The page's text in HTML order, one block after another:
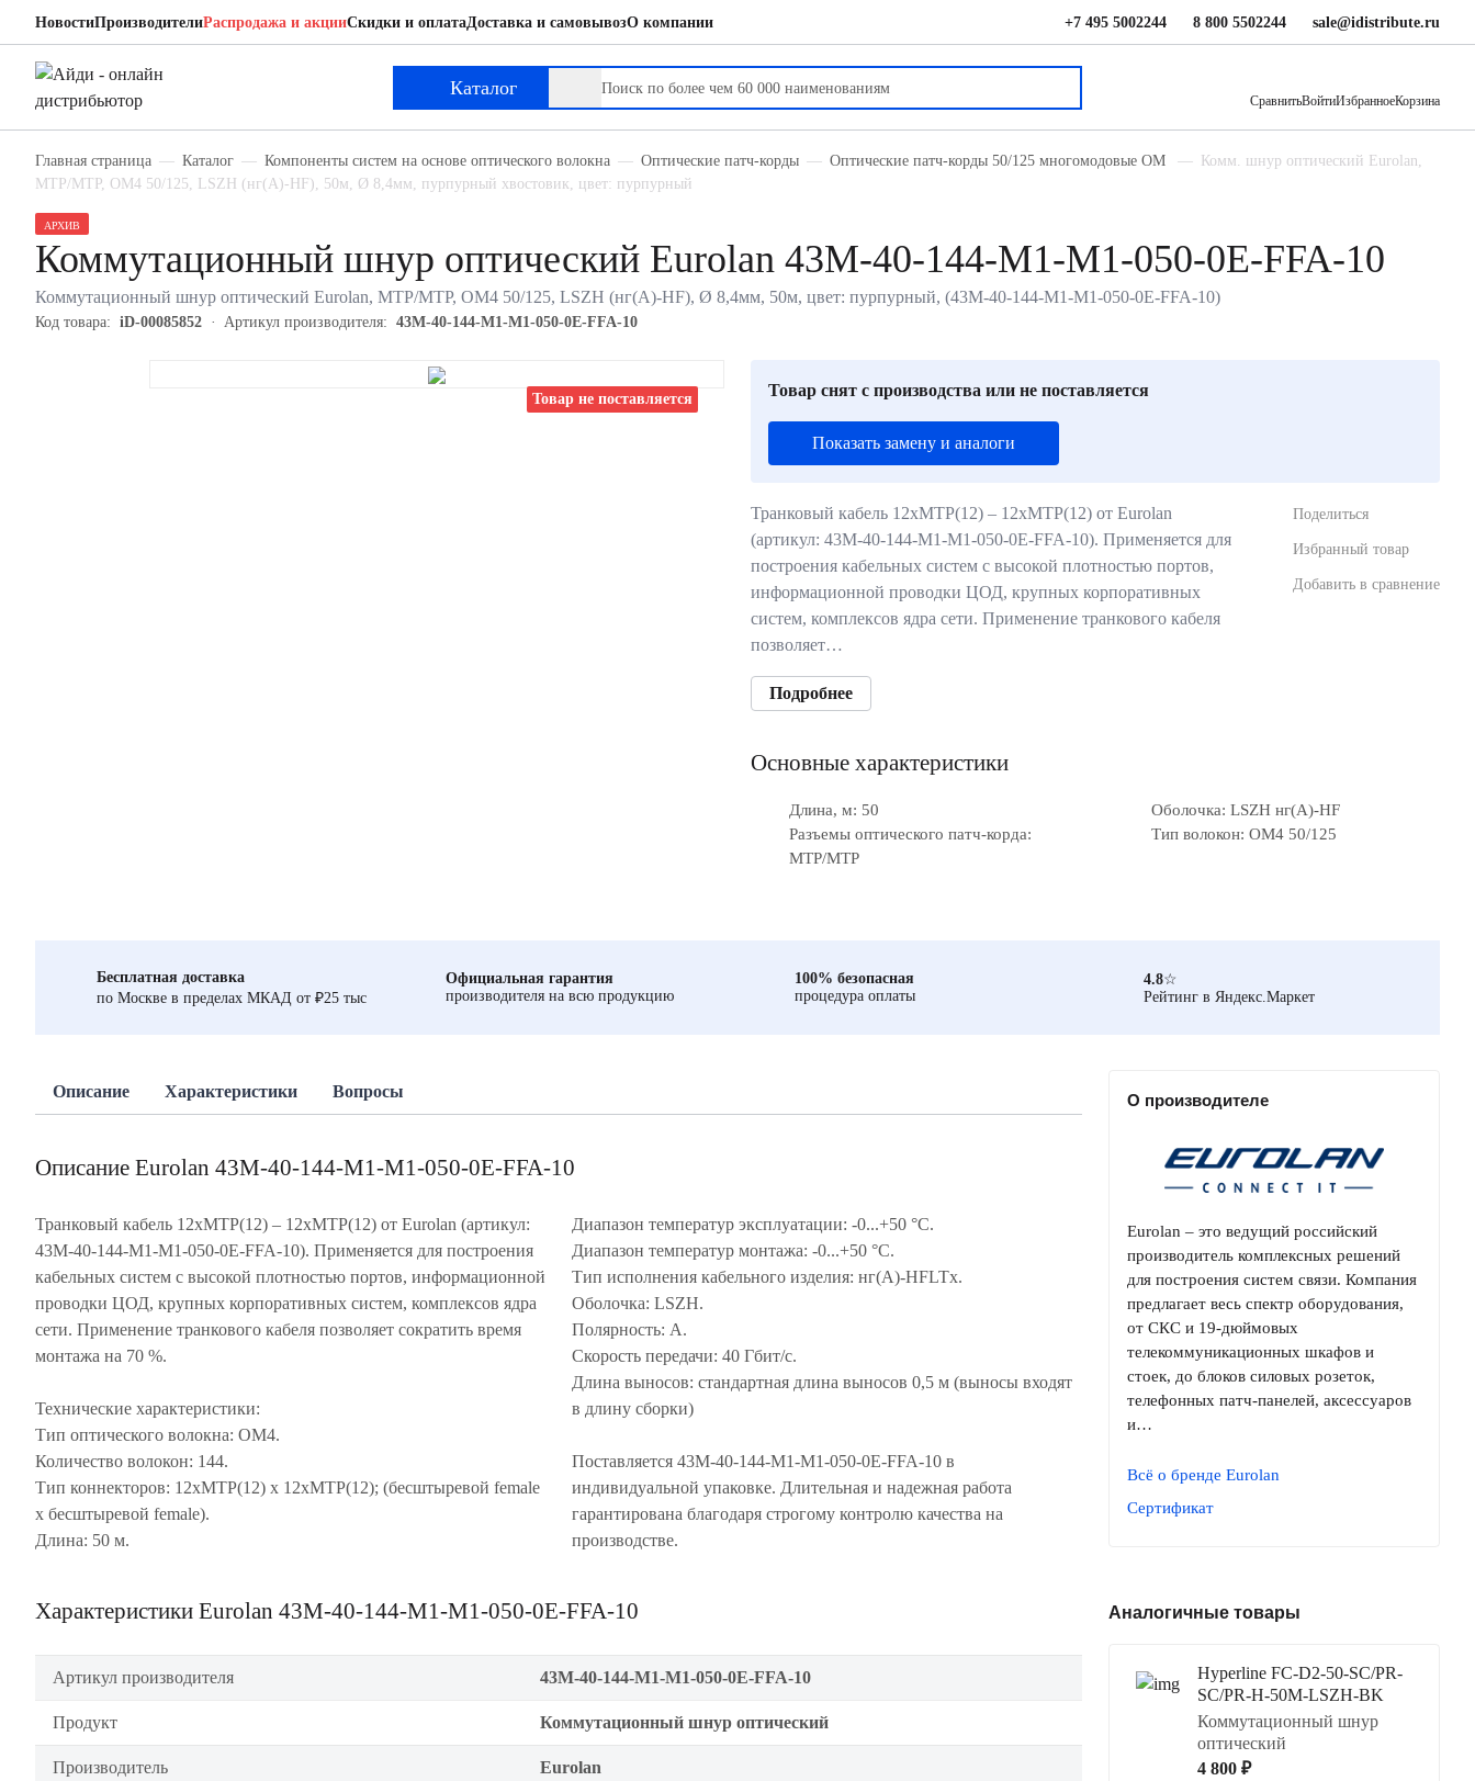
НовостиПроизводителиРаспродажа и акцииСкидки и оплатаДоставка и самовывозО компании +7 495 5002244 8 800 5502244 sale@idistribute.ru
Каталог
СравнитьВойтиИзбранноеКорзина
Главная страница Каталог Компоненты систем на основе оптического волокна Оптические патч-корды Оптические патч-корды 50/125 многомодовые ОМ
Комм. шнур оптический Eurolan,
MTP/MTP, OM4 50/125, LSZH (нг(A)-HF), 50м, Ø 8,4мм, пурпурный хвостовик, цвет: пурпурный
Товар не поставляется
АРХИВ
Коммутационный шнур оптический Eurolan 43M-40-144-M1-M1-050-0E-FFA-10
Коммутационный шнур оптический Eurolan, MTP/MTP, OM4 50/125, LSZH (нг(A)-HF), Ø 8,4мм, 50м, цвет: пурпурный, (43M-40-144-M1-M1-050-0E-FFA-10)
Код товара: iD-00085852 Артикул производителя: 43M-40-144-M1-M1-050-0E-FFA-10
Товар снят с производства или не поставляется
Показать замену и аналоги
Транковый кабель 12xMTP(12) – 12xMTP(12) от Eurolan
(артикул: 43M-40-144-M1-M1-050-0E-FFA-10). Применяется для
построения кабельных систем с высокой плотностью портов,
информационной проводки ЦОД, крупных корпоративных
систем, комплексов ядра сети. Применение транкового кабеля
позволяет…
Подробнее
Поделиться
Избранный товар
Добавить в сравнение
Основные характеристики
Длина, м: 50
Оболочка: LSZH нг(A)-HF
Разъемы оптического патч-корда:
MTP/MTP
Тип волокон: OM4 50/125
Бесплатная доставка
по Москве в пределах МКАД от ₽25 тыс
Официальная гарантия
производителя на всю продукцию
100% безопасная
процедура оплаты
4.8☆
Рейтинг в Яндекс.Маркет
Описание Характеристики Вопросы
Описание Eurolan 43M-40-144-M1-M1-050-0E-FFA-10
Транковый кабель 12xMTP(12) – 12xMTP(12) от Eurolan (артикул:
43M-40-144-M1-M1-050-0E-FFA-10). Применяется для построения
кабельных систем с высокой плотностью портов, информационной
проводки ЦОД, крупных корпоративных систем, комплексов ядра
сети. Применение транкового кабеля позволяет сократить время
монтажа на 70 %.
Технические характеристики:
Тип оптического волокна: OM4.
Количество волокон: 144.
Тип коннекторов: 12xMTP(12) х 12xMTP(12); (бесштыревой female
х бесштыревой female).
Длина: 50 м.
Диапазон температур эксплуатации: -0...+50 °C.
Диапазон температур монтажа: -0...+50 °C.
Тип исполнения кабельного изделия: нг(A)-HFLTx.
Оболочка: LSZH.
Полярность: A.
Скорость передачи: 40 Гбит/с.
Длина выносов: стандартная длина выносов 0,5 м (выносы входят
в длину сборки)
Поставляется 43M-40-144-M1-M1-050-0E-FFA-10 в
индивидуальной упаковке. Длительная и надежная работа
гарантирована благодаря строгому контролю качества на
производстве.
Характеристики Eurolan 43M-40-144-M1-M1-050-0E-FFA-10
Артикул производителя 43M-40-144-M1-M1-050-0E-FFA-10
Продукт Коммутационный шнур оптический
Производитель Eurolan
О производителе
Eurolan – это ведущий российский
производитель комплексных решений
для построения систем связи. Компания
предлагает весь спектр оборудования,
от СКС и 19-дюймовых
телекоммуникационных шкафов и
стоек, до блоков силовых розеток,
телефонных патч-панелей, аксессуаров
и…
Всё о бренде Eurolan
Сертификат
Аналогичные товары
Hyperline FC-D2-50-SC/PR-
SC/PR-H-50M-LSZH-BK
Коммутационный шнур
оптический
4 800 ₽
Eurolan 43M-40-144-M1-M1-050-0E-FFA-10
Коммутационный шнур оптический